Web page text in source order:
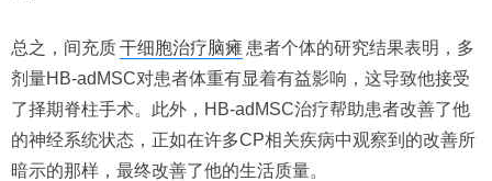
总之，间充质干细胞治疗脑瘫 患者个体的研究结果表明，多
剂量HB-adMSC对患者体重有显着有益影响，这导致他接受
了择期脊柱手术。此外，HB-adMSC治疗帮助患者改善了他
的神经系统状态，正如在许多CP相关疾病中观察到的改善所
暗示的那样，最终改善了他的生活质量。